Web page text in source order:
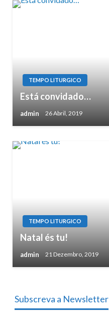
TEMPO LITURGICO
Está convidado…
admin 26 Abril, 2019
TEMPO LITURGICO
Natal és tu!
admin 21 Dezembro, 2019
Subscreva a Newsletter